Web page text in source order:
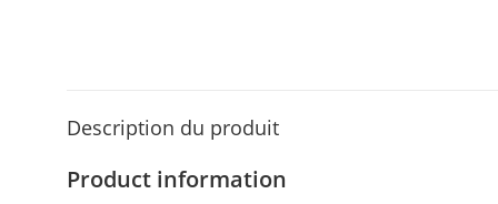
Description du produit
Product information